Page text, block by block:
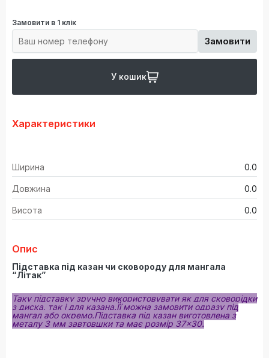
Замовити в 1 клік
Замовити
У кошик
Характеристики
Ширина 0.0
Довжина 0.0
Висота 0.0
Опис
Підставка під казан чи сковороду для мангала
“Літак”
Таку підставку зручно використовувати як для сковорідки
з диска, так і для казана.Її можна замовити одразу під
мангал або окремо.Підставка під казан виготовлена з
металу 3 мм завтовшки та має розмір 37×30.